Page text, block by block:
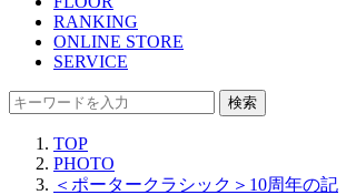
RANKING
ONLINE STORE
SERVICE
検索
TOP
PHOTO
＜ポータークラシック＞10周年の記